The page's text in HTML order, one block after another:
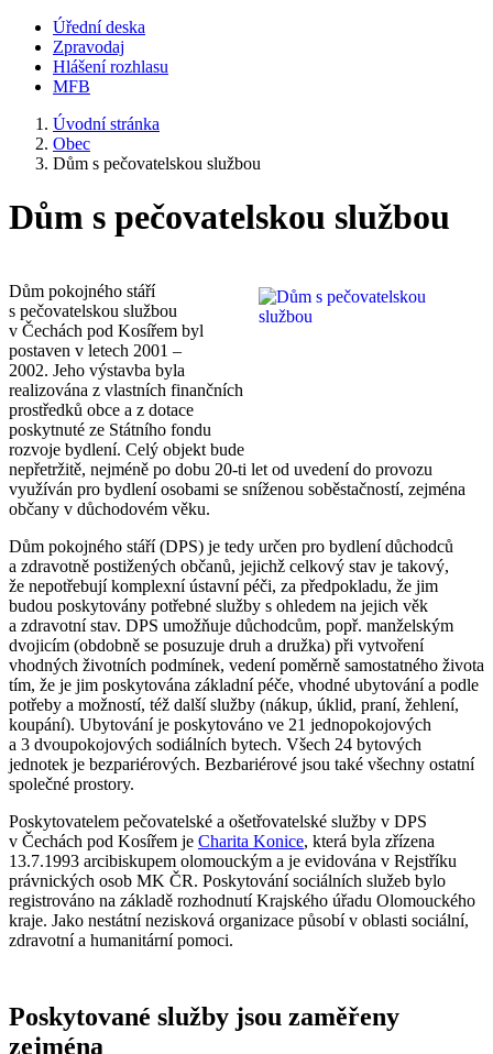
Úřední deska
Zpravodaj
Hlášení rozhlasu
MFB
Úvodní stránka
Obec
Dům s pečovatelskou službou
Dům s pečovatelskou službou
Dům pokojného stáří
s pečovatelskou službou
v Čechách pod Kosířem byl
postaven v letech 2001 –
2002. Jeho výstavba byla
realizována z vlastních finančních
prostředků obce a z dotace
poskytnuté ze Státního fondu
rozvoje bydlení. Celý objekt bude
nepřetržitě, nejméně po dobu 20-ti let od uvedení do provozu
využíván pro bydlení osobami se sníženou soběstačností, zejména
občany v důchodovém věku.
Dům pokojného stáří (DPS) je tedy určen pro bydlení důchodců
a zdravotně postižených občanů, jejichž celkový stav je takový,
že nepotřebují komplexní ústavní péči, za předpokladu, že jim
budou poskytovány potřebné služby s ohledem na jejich věk
a zdravotní stav. DPS umožňuje důchodcům, popř. manželským
dvojicím (obdobně se posuzuje druh a družka) při vytvoření
vhodných životních podmínek, vedení poměrně samostatného života
tím, že je jim poskytována základní péče, vhodné ubytování a podle
potřeby a možností, též další služby (nákup, úklid, praní, žehlení,
koupání). Ubytování je poskytováno ve 21 jednopokojových
a 3 dvoupokojových sodiálních bytech. Všech 24 bytových
jednotek je bezpariérových. Bezbariérové jsou také všechny ostatní
společné prostory.
Poskytovatelem pečovatelské a ošetřovatelské služby v DPS
v Čechách pod Kosířem je Charita Konice, která byla zřízena
13.7.1993 arcibiskupem olomouckým a je evidována v Rejstříku
právnických osob MK ČR. Poskytování sociálních služeb bylo
registrováno na základě rozhodnutí Krajského úřadu Olomouckého
kraje. Jako nestátní nezisková organizace působí v oblasti sociální,
zdravotní a humanitární pomoci.
Poskytované služby jsou zaměřeny
zejména